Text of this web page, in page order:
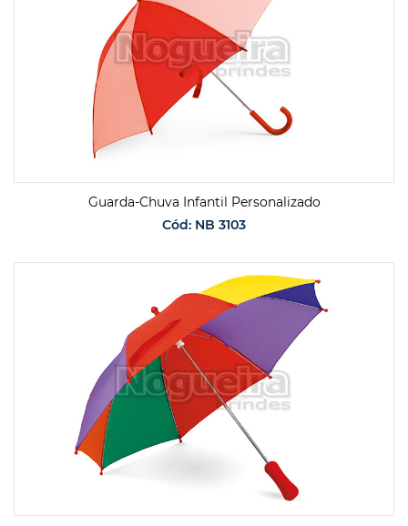
Guarda-Chuva Infantil Personalizado
Cód: NB 3103
SOLICITAR ORÇAMENTO